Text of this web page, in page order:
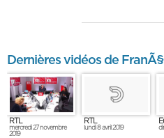
Dernières vidéos de
RTL
mercredi 27 novembre
2019
RTL
lundi 8 avril 2019